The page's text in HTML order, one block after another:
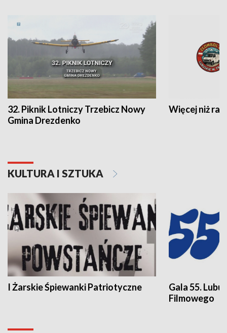
32. Piknik Lotniczy Trzebicz Nowy
Gmina Drezdenko
Więcej niż rajd
KULTURA I SZTUKA
I Żarskie Śpiewanki Patriotyczne
Gala 55.
Filmowego